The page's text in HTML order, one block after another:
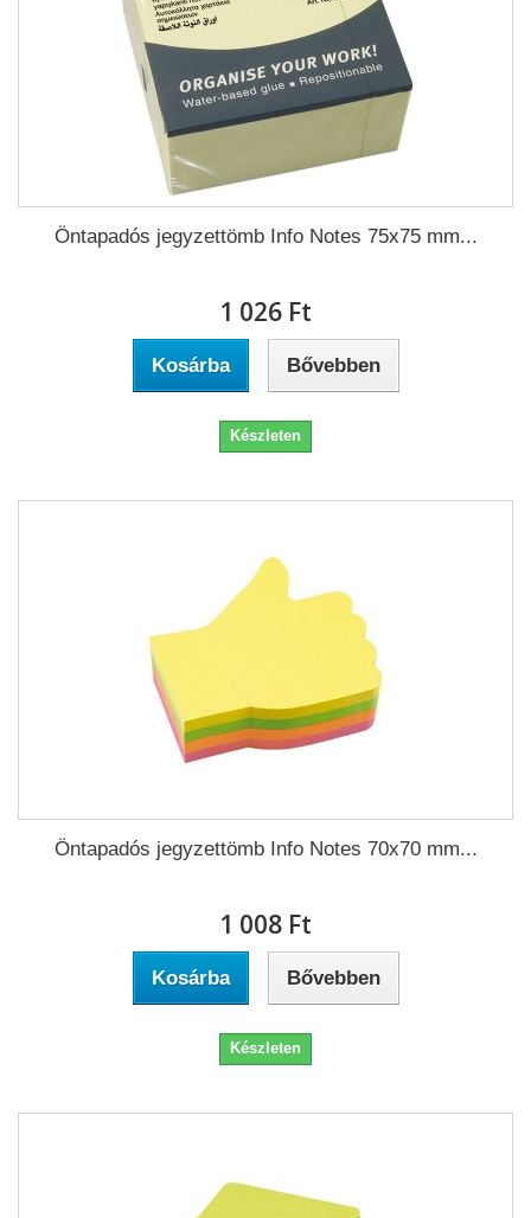
Öntapadós jegyzettömb Info Notes 75x75 mm...
1 026 Ft‎
Kosárba Bővebben
Készleten
Öntapadós jegyzettömb Info Notes 70x70 mm...
1 008 Ft‎
Kosárba Bővebben
Készleten